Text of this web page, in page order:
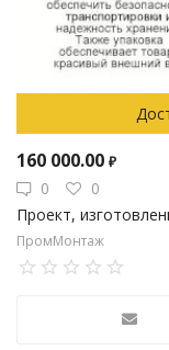
160 000.00 ₽
0
0
Проект,
ПромМонтаж